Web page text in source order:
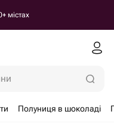
містах
Полуниця в шоколаді